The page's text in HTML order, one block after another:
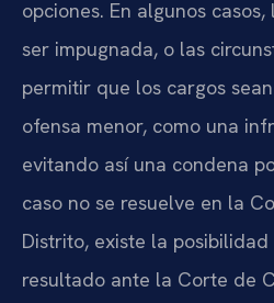
opciones. En algunos
ser impugnada, o las
permitir que los cargos
ofensa menor, como una
evitando así una condena
caso no se resuelve en la
Distrito, existe la
resultado ante la Corte de